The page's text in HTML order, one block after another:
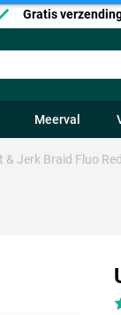
Gratis
Meerval
& Jerk Braid Fluo Red